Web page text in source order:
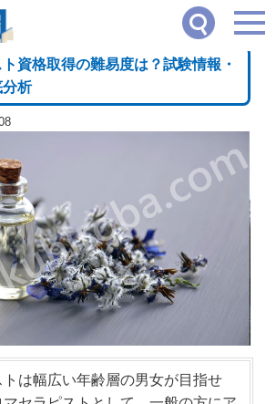
ア系 アロマセラピスト資格取得の難易度は？試験情報
資格取得の難易度は？試験情報・
析
は幅広い年齢層の男女が目指せ